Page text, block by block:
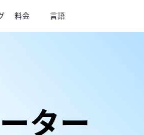
料金 言語
ター